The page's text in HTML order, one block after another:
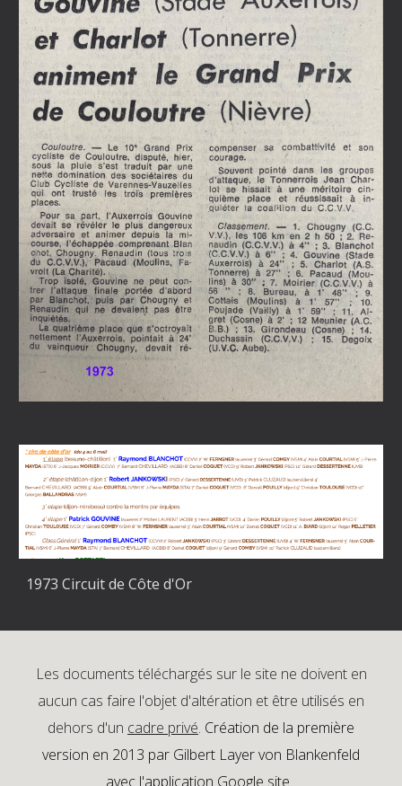
1973 Circuit de Côte d'Or
Les documents téléchargés sur le site ne doivent en
aucun cas faire l'objet d'altération et être utilisés en
dehors d'un cadre privé. Création de la première
version en 2013 par Gilbert Layer von Blankenfeld
avec l'application Google site.